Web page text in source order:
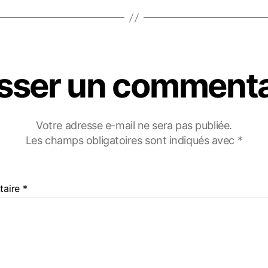
un
Votre adresse e-mail ne sera pas publiée.
Les champs obligatoires sont indiqués avec *
*